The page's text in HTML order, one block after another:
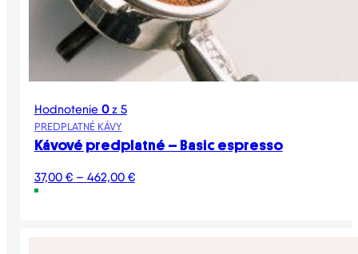
Hodnotenie 0z 5
PREDPLATNÉ KÁVY
Kávové predplatné – Basic espresso
37,00 € – 462,00 €Price